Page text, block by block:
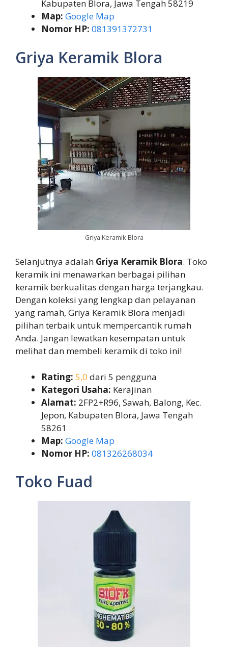
Kabupaten Blora, Jawa Tengah 58219
Map: Google Map
Nomor HP: 081391372731
Griya Keramik Blora
Griya Keramik Blora
Selanjutnya adalah Griya Keramik Blora. Toko
keramik ini menawarkan berbagai pilihan
keramik berkualitas dengan harga terjangkau.
Dengan koleksi yang lengkap dan pelayanan
yang ramah, Griya Keramik Blora menjadi
pilihan terbaik untuk mempercantik rumah
Anda. Jangan lewatkan kesempatan untuk
melihat dan membeli keramik di toko ini!
Rating: 5,0 dari 5 pengguna
Kategori Usaha: Kerajinan
Alamat: 2FP2+R96, Sawah, Balong, Kec.
Jepon, Kabupaten Blora, Jawa Tengah
58261
Map: Google Map
Nomor HP: 081326268034
Toko Fuad